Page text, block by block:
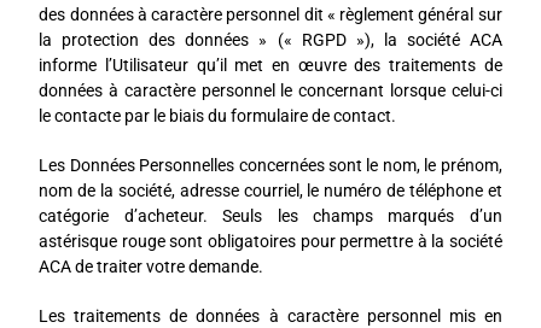
des données à caractère personnel dit « règlement général sur
la protection des données » (« RGPD »), la société ACA
informe l’Utilisateur qu’il met en œuvre des traitements de
données à caractère personnel le concernant lorsque celui-ci
le contacte par le biais du formulaire de contact.
Les Données Personnelles concernées sont le nom, le prénom,
nom de la société, adresse courriel, le numéro de téléphone et
catégorie d’acheteur. Seuls les champs marqués d’un
astérisque rouge sont obligatoires pour permettre à la société
ACA de traiter votre demande.
Les traitements de données à caractère personnel mis en